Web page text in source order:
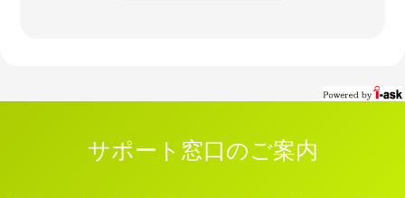
サポート窓口のご案内